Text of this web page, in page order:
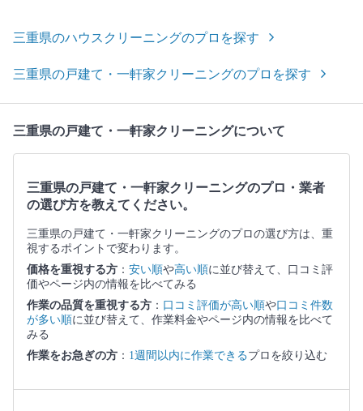
三重県のハウスクリーニングのプロを探す
三重県の戸建て・一軒家クリーニングのプロを探す
三重県の戸建て・一軒家クリーニングについて
三重県の戸建て・一軒家クリーニングのプロ・業者
の選び方を教えてください。
三重県の戸建て・一軒家クリーニングのプロの選び方は、重
視するポイントで変わります。
価格を重視する方 ： 安い順や高い順に並び替えて、口コミ評
価やページ内の情報を比べてみる
作業の品質を重視する方 ： 口コミ評価が高い順や口コミ件数
が多い順に並び替えて、作業料金やページ内の情報を比べて
みる
作業をお急ぎの方 ： 1週間以内に作業できるプロを絞り込む